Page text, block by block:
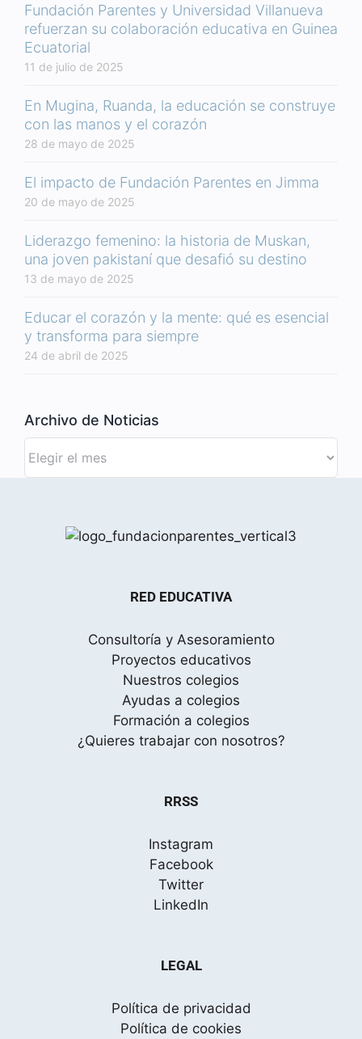
Fundación Parentes y Universidad Villanueva
refuerzan su colaboración educativa en Guinea
Ecuatorial
11 de julio de 2025
En Mugina, Ruanda, la educación se construye
con las manos y el corazón
28 de mayo de 2025
El impacto de Fundación Parentes en Jimma
20 de mayo de 2025
Liderazgo femenino: la historia de Muskan,
una joven pakistaní que desafió su destino
13 de mayo de 2025
Educar el corazón y la mente: qué es esencial
y transforma para siempre
24 de abril de 2025
Archivo de Noticias
de
RED EDUCATIVA
Consultoría y Asesoramiento
Proyectos educativos
Nuestros colegios
Ayudas a colegios
Formación a colegios
¿Quieres trabajar con nosotros?
RRSS
Instagram
Facebook
Twitter
LinkedIn
LEGAL
Política de privacidad
Política de cookies